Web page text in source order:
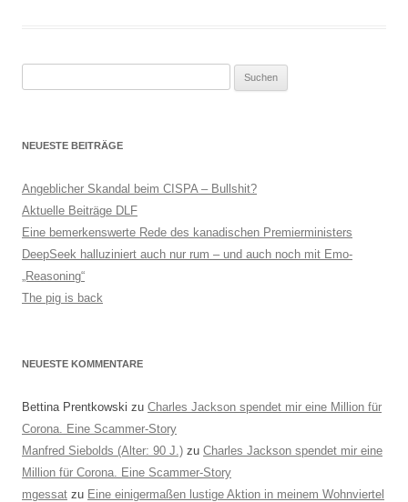
NEUESTE BEITRÄGE
Angeblicher Skandal beim CISPA – Bullshit?
Aktuelle Beiträge DLF
Eine bemerkenswerte Rede des kanadischen Premierministers
DeepSeek halluziniert auch nur rum – und auch noch mit Emo-
„Reasoning“
The pig is back
NEUESTE KOMMENTARE
Bettina Prentkowski zu Charles Jackson spendet mir eine Million für
Corona. Eine Scammer-Story
Manfred Siebolds (Alter: 90 J.) zu Charles Jackson spendet mir eine
Million für Corona. Eine Scammer-Story
mgessat zu Eine einigermaßen lustige Aktion in meinem Wohnviertel